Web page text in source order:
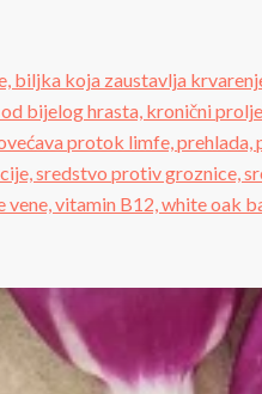
biljka koja zaustavlja
bijelog hrasta, kronični
protok limfe, prehlada,
sredstvo protiv groznice,
vene, vitamin B12, white oak